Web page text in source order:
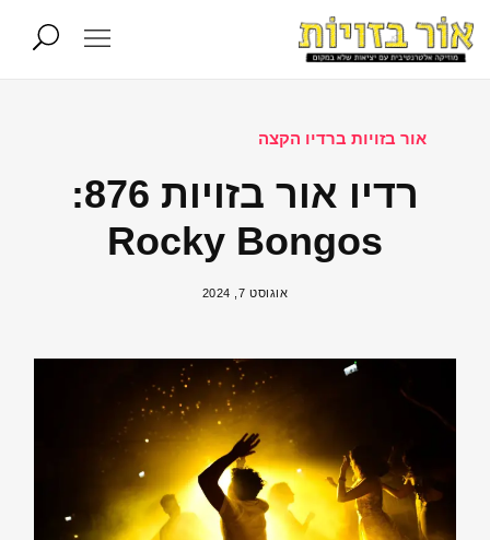
אור בזויות ברדיו הקצה
רדיו אור בזויות 876:
Rocky Bongos
אוגוסט 7, 2024